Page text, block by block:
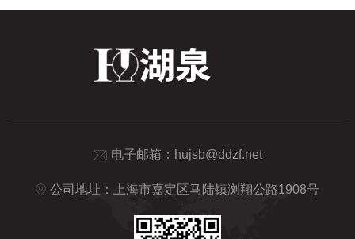
电子邮箱： hujsb@ddzf.net
公司地址：上海市嘉定区马陆镇浏翔公路1908号